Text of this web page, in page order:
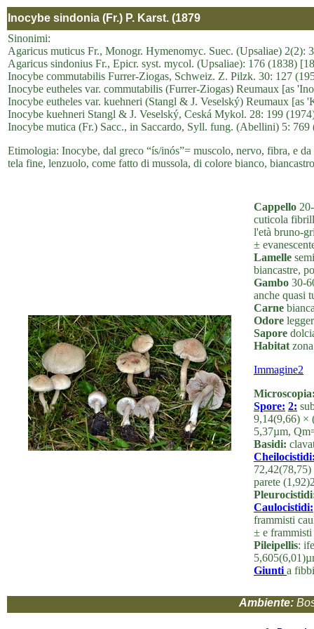
Inocybe sindonia (Fr.) P. Karst. (1879
Sinonimi:
Agaricus muticus Fr., Monogr. Hymenomyc. Suec. (Upsaliae) 2(2):
Agaricus sindonius Fr., Epicr. syst. mycol. (Upsaliae): 176 (1838)
Inocybe commutabilis Furrer-Ziogas, Schweiz. Z. Pilzk. 30: 127
Inocybe eutheles var. commutabilis (Furrer-Ziogas) Reumaux [as
Inocybe eutheles var. kuehneri (Stangl & J. Veselský) Reumaux
Inocybe kuehneri Stangl & J. Veselský, Ceská Mykol. 28: 199
Inocybe mutica (Fr.) Sacc., in Saccardo, Syll. fung. (Abellini) 5: 769
Etimologia: Inocybe, dal greco “ís/inós”= muscolo, nervo, fibra, e
tela fine, lenzuolo, come fatto di mussola, di colore bianco,
Cappello
cuticola
l'età bruno-
±
Lamelle
biancastre,
Gambo 30-
anche quasi
Carne
Odore
Sapore
Habitat
Immagine2
Spore: 2:
9,14(9,66) ×
5,37µm,
Basidi:
parete
Caulocistidi:
frammisti
± e
Pileipellis:
Giunti a
Ambiente: